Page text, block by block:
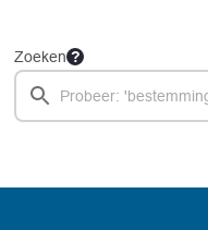
Zoeken